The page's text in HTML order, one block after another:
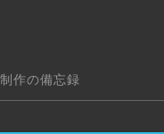
作の備忘録